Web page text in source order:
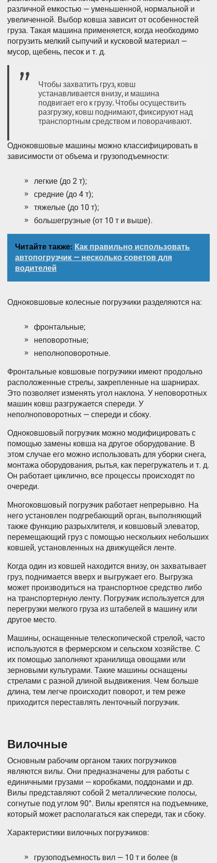
различной емкостью — уменьшенной, нормальной и
увеличенной. Выбор ковша зависит от особенностей
груза. Такая машина применяется, когда необходимо
погрузить мелкий сыпучий и кусковой материал —
мусор, щебень, песок и т. д.
Чтобы захватить груз, ковш
устанавливается внизу, и машина
подвигает его к грузу. Чтобы осуществить
разгрузку, ковш поднимают, фиксируют над
транспортным средством и поворачивают.
Одноковшовые машины можно классифицировать в
зависимости от объема и грузоподъемности:
легкие (до 2 т);
средние (до 4 т);
тяжелые (до 10 т);
большегрузные (от 10 т и выше).
Читайте также: Как правильно использовать
автопогрузчик — несколько советов для
водителей
Одноковшовые колесные погрузчики разделяются на:
фронтальные;
неповоротные;
неполноповоротные.
Фронтальные ковшовые погрузчики имеют продольно
расположенные стрелы, закрепленные на шарнирах.
Это позволяет изменять угол наклона. У неповоротных
машин ковш разгружается спереди. У
неполноповоротных — спереди и сбоку.
Одноковшовый погрузчик можно модифицировать с
помощью замены ковша на другое оборудование. В
этом случае его можно использовать для уборки снега,
монтажа оборудования, рытья, как перегружатель и т. д.
Он работает циклично, все процессы происходят по
очереди.
Многоковшовый погрузчик работает непрерывно. На
него установлен подгребающий орган, выполняющий
также функцию разрыхлителя, и ковшовый элеватор,
перемещающий груз с помощью нескольких небольших
ковшей, установленных на движущейся ленте.
Когда один из ковшей находится внизу, он захватывает
груз, поднимается вверх и выгружает его. Выгрузка
может производиться на транспортное средство либо
на транспортерную ленту. Погрузчик используется для
перегрузки мелкого груза из штабелей в машину или
другое место.
Машины, оснащенные телескопической стрелой, часто
используются в фермерском и сельском хозяйстве. С
их помощью заполняют хранилища овощами или
зерновыми культурами. Такие машины оснащены
стрелами с разной длиной выдвижения. Чем больше
длина, тем легче происходит поворот, и тем реже
приходится переставлять ленточный погрузчик.
Вилочные
Основным рабочим органом таких погрузчиков
являются вилы. Они предназначены для работы с
единичными грузами — коробками, поддонами и др.
Вилы представляют собой 2 металлические полосы,
согнутые под углом 90°. Вилы крепятся на подъемнике,
который может располагаться как спереди, так и сбоку.
Характеристики вилочных погрузчиков:
грузоподъемность вил — 10 т и более (в